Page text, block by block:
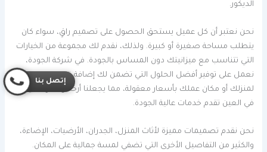
الديكور.
نحن نعتبر أن كل عميل يستحق الحصول على تصميم راقٍ، سواء كان
يتطلب مساحة صغيرة أو كبيرة. ولذلك، نقدم لك مجموعة من الخيارات
التي تتناسب مع ميزانيتك دون المساس بالجودة. في شركة الجودة،
نعمل على توفير أفضل الحلول التي تضمن لك إضافة قيمة حقيقية
لمنزلك أو مكان عملك بأسعار معقولة، مما يجعلنا أرخص شركة ديكور
في العين تقدم خدمات عالية الجودة.
نحن نقدم تصميمات مميزة لأثاث المنزل، الجدران، الأرضيات، الإضاءة،
والكثير من التفاصيل الأخرى التي تضفي لمسة جمالية على المكان.
إتصل بنا